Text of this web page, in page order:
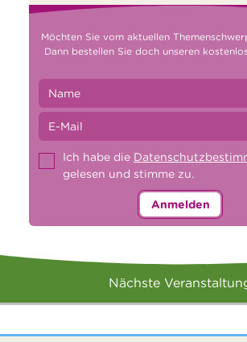
Möchten Sie vom aktuellen
Dann bestellen Sie doch unseren
Ich habe die
gelesen und stimme zu.
Anmelden
Nächste